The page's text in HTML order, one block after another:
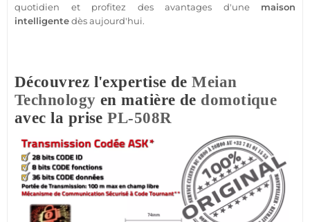
quotidien et profitez des avantages d'une maison
intelligentedès aujourd'hui.
Découvrez l'expertise deMeian
Technology en matière de domotique
avec la prisePL-508R